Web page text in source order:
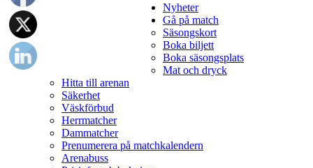
Nyheter
Gå på match
Säsongskort
Boka biljett
Boka säsongsplats
Mat och dryck
Hitta till arenan
Säkerhet
Väskförbud
Herrmatcher
Dammatcher
Prenumerera på matchkalendern
Arenabuss